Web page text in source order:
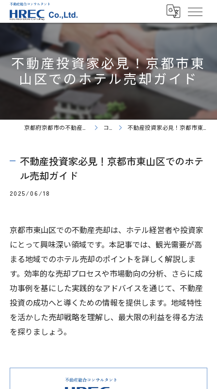
不動産投資家必見！京都市東
山区でのホテル売却ガイド
京都府京都市の不動産売却ならHREC株式会社 コラム 不動産投資家必見！京都市東山区でのホテル売却ガイド
不動産投資家必見！京都市東山区でのホテ
ル売却ガイド
2025/06/18
京都市東山区での不動産売却は、ホテル経営者や投資家
にとって興味深い領域です。本記事では、観光需要が高
まる地域でのホテル売却のポイントを詳しく解説しま
す。効率的な売却プロセスや市場動向の分析、さらに成
功事例を基にした実践的なアドバイスを通じて、不動産
投資の成功へと導くための情報を提供します。地域特性
を活かした売却戦略を理解し、最大限の利益を得る方法
を探りましょう。